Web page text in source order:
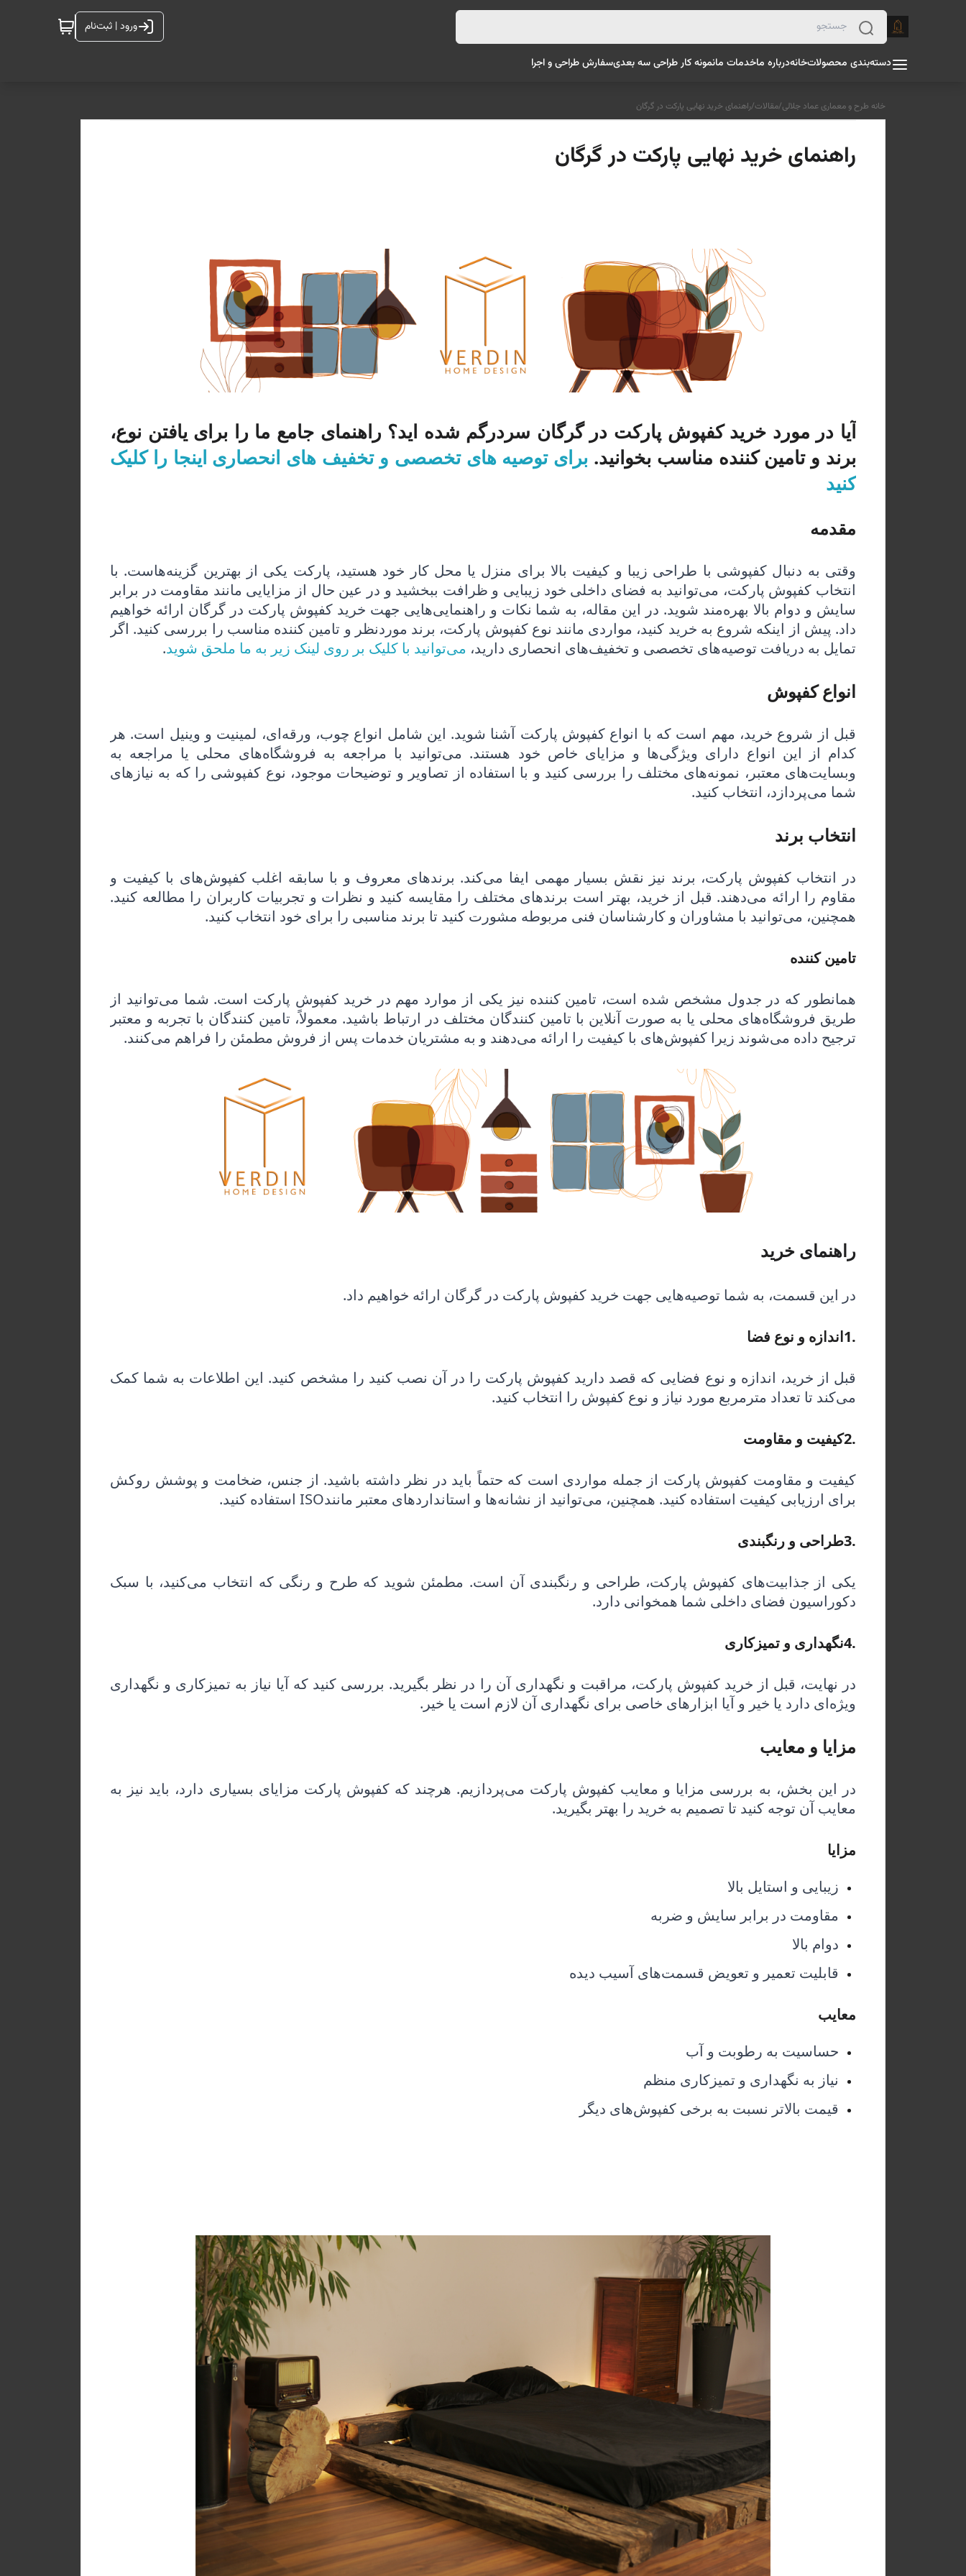
ورود | ثبت‌نام
دسته‌بندی محصولاتخانهدرباره ماخدمات مانمونه کار طراحی سه بعدیسفارش طراحی و اجرا
خانه طرح و معماری عماد جلالی/مقالات/راهنمای خرید نهایی پارکت در گرگان
راهنمای خرید نهایی پارکت در گرگان
آیا در مورد خرید کفپوش پارکت در گرگان سردرگم شده اید؟ راهنمای جامع ما را برای یافتن نوع،
برند و تامین کننده مناسب بخوانید. برای توصیه های تخصصی و تخفیف های انحصاری اینجا را کلیک
کنید
مقدمه
وقتی به دنبال کفپوشی با طراحی زیبا و کیفیت بالا برای منزل یا محل کار خود هستید، پارکت یکی از بهترین گزینه‌هاست. با
انتخاب کفپوش پارکت، می‌توانید به فضای داخلی خود زیبایی و ظرافت ببخشید و در عین حال از مزایایی مانند مقاومت در برابر
سایش و دوام بالا بهره‌مند شوید. در این مقاله، به شما نکات و راهنمایی‌هایی جهت خرید کفپوش پارکت در گرگان ارائه خواهیم
داد. پیش از اینکه شروع به خرید کنید، مواردی مانند نوع کفپوش پارکت، برند موردنظر و تامین کننده مناسب را بررسی کنید. اگر
تمایل به دریافت توصیه‌های تخصصی و تخفیف‌های انحصاری دارید، می‌توانید با کلیک بر روی لینک زیر به ما ملحق شوید.
انواع کفپوش
قبل از شروع خرید، مهم است که با انواع کفپوش پارکت آشنا شوید. این شامل انواع چوب، ورقه‌ای، لمینیت و وینیل است. هر
کدام از این انواع دارای ویژگی‌ها و مزایای خاص خود هستند. می‌توانید با مراجعه به فروشگاه‌های محلی یا مراجعه به
وبسایت‌های معتبر، نمونه‌های مختلف را بررسی کنید و با استفاده از تصاویر و توضیحات موجود، نوع کفپوشی را که به نیازهای
شما می‌پردازد، انتخاب کنید.
انتخاب برند
در انتخاب کفپوش پارکت، برند نیز نقش بسیار مهمی ایفا می‌کند. برندهای معروف و با سابقه اغلب کفپوش‌های با کیفیت و
مقاوم را ارائه می‌دهند. قبل از خرید، بهتر است برندهای مختلف را مقایسه کنید و نظرات و تجربیات کاربران را مطالعه کنید.
همچنین، می‌توانید با مشاوران و کارشناسان فنی مربوطه مشورت کنید تا برند مناسبی را برای خود انتخاب کنید.
تامین کننده
همانطور که در جدول مشخص شده است، تامین کننده نیز یکی از موارد مهم در خرید کفپوش پارکت است. شما می‌توانید از
طریق فروشگاه‌های محلی یا به صورت آنلاین با تامین کنندگان مختلف در ارتباط باشید. معمولاً، تامین کنندگان با تجربه و معتبر
ترجیح داده می‌شوند زیرا کفپوش‌های با کیفیت را ارائه می‌دهند و به مشتریان خدمات پس از فروش مطمئن را فراهم می‌کنند.
راهنمای خرید
در این قسمت، به شما توصیه‌هایی جهت خرید کفپوش پارکت در گرگان ارائه خواهیم داد.
1.اندازه و نوع فضا
قبل از خرید، اندازه و نوع فضایی که قصد دارید کفپوش پارکت را در آن نصب کنید را مشخص کنید. این اطلاعات به شما کمک
می‌کند تا تعداد مترمربع مورد نیاز و نوع کفپوش را انتخاب کنید.
2.کیفیت و مقاومت
کیفیت و مقاومت کفپوش پارکت از جمله مواردی است که حتماً باید در نظر داشته باشید. از جنس، ضخامت و پوشش روکش
برای ارزیابی کیفیت استفاده کنید. همچنین، می‌توانید از نشانه‌ها و استانداردهای معتبر مانندISO استفاده کنید.
3.طراحی و رنگبندی
یکی از جذابیت‌های کفپوش پارکت، طراحی و رنگبندی آن است. مطمئن شوید که طرح و رنگی که انتخاب می‌کنید، با سبک
دکوراسیون فضای داخلی شما همخوانی دارد.
4.نگهداری و تمیزکاری
در نهایت، قبل از خرید کفپوش پارکت، مراقبت و نگهداری آن را در نظر بگیرید. بررسی کنید که آیا نیاز به تمیزکاری و نگهداری
ویژه‌ای دارد یا خیر و آیا ابزارهای خاصی برای نگهداری آن لازم است یا خیر.
مزایا و معایب
در این بخش، به بررسی مزایا و معایب کفپوش پارکت می‌پردازیم. هرچند که کفپوش پارکت مزایای بسیاری دارد، باید نیز به
معایب آن توجه کنید تا تصمیم به خرید را بهتر بگیرید.
مزایا
زیبایی و استایل بالا
مقاومت در برابر سایش و ضربه
دوام بالا
قابلیت تعمیر و تعویض قسمت‌های آسیب دیده
معایب
حساسیت به رطوبت و آب
نیاز به نگهداری و تمیزکاری منظم
قیمت بالاتر نسبت به برخی کفپوش‌های دیگر